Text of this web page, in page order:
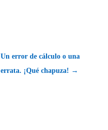
Un error de cálculo o una
errata. ¡Qué chapuza! →